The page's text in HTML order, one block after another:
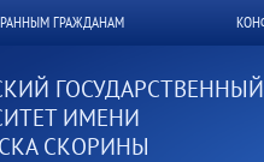
ГРАЖДАНАМ
ГОСУДАРСТВЕННЫЙ
ИМЕНИ
СКОРИНЫ